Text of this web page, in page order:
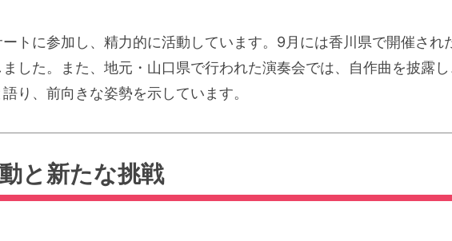
トに参加し、精力的に活動しています。9月には香川県で開催され
した。また、地元・山口県で行われた演奏会では、自作曲を披露
り、前向きな姿勢を示しています。
と新たな挑戦